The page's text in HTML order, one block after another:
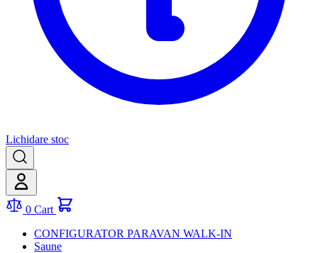
Lichidare stoc
0 Cart
CONFIGURATOR PARAVAN WALK-IN
Saune